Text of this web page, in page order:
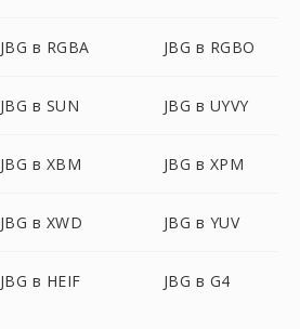
JBG в RGBA JBG в RGBO
JBG в SUN JBG в UYVY
JBG в XBM JBG в XPM
JBG в XWD JBG в YUV
JBG в HEIF JBG в G4